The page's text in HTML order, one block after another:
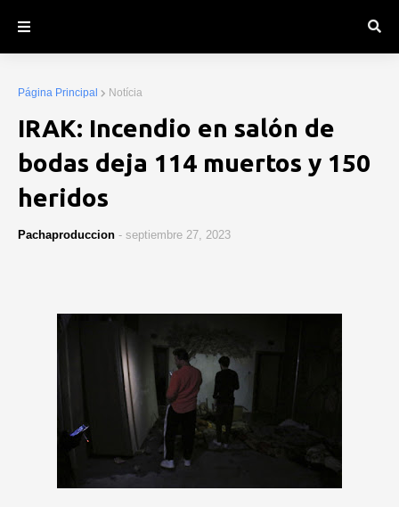
Página Principal Notícia
IRAK: Incendio en salón de
bodas deja 114 muertos y 150
heridos
Pachaproduccion - septiembre 27, 2023